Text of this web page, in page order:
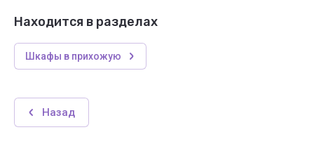
Находится в разделах
Шкафы в прихожую
Назад